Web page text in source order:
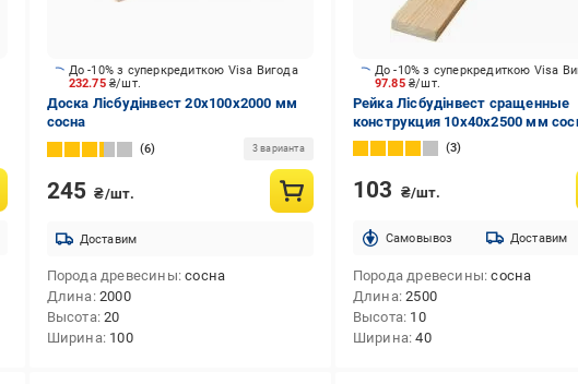
232.75₴/шт.
До -10% з суперкредиткою Visa Вигода
Доска Лісбудінвест 20х100х2000 мм
сосна
6 3 варианта
245 ₴/шт.
Доставим
Порода древесины сосна
Длина 2000
Высота 20
Ширина 100
97.85 ₴/шт.
До -10% з суперкредиткою Visa
Рейка Лісбудінвест сращенные
конструкция 10х40х2500 мм
3
103 ₴/шт.
Cамовывоз Доставим
Порода древесины сосна
Длина 2500
Высота 10
Ширина 40